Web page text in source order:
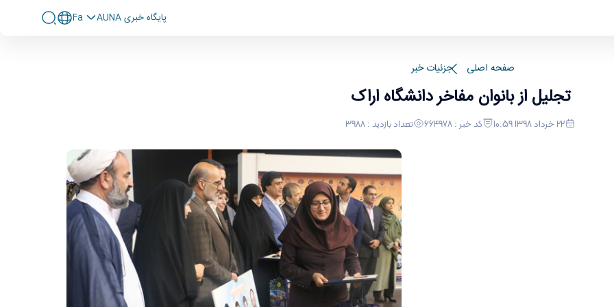
پايگاه خبری AUNA Fa
صفحه اصلی جزئیات خبر
تجلیل از بانوان مفاخر دانشگاه اراک
22 خرداد 1398 10:59 کد خبر : 664978 تعداد بازدید : 3988